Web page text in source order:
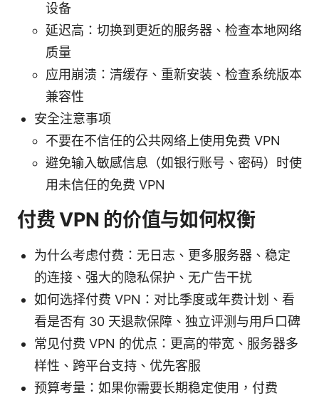
设备
延迟高：切换到更近的服务器、检查本地网络
质量
应用崩溃：清缓存、重新安装、检查系统版本
兼容性
安全注意事项
不要在不信任的公共网络上使用免费 VPN
避免输入敏感信息（如银行账号、密码）时使
用未信任的免费 VPN
付费 VPN 的价值与如何权衡
为什么考虑付费：无日志、更多服务器、稳定
的连接、强大的隐私保护、无广告干扰
如何选择付费 VPN：对比季度或年费计划、看
看是否有 30 天退款保障、独立评测与用户口碑
常见付费 VPN 的优点：更高的带宽、服务器多
样性、跨平台支持、优先客服
预算考量：如果你需要长期稳定使用，付费